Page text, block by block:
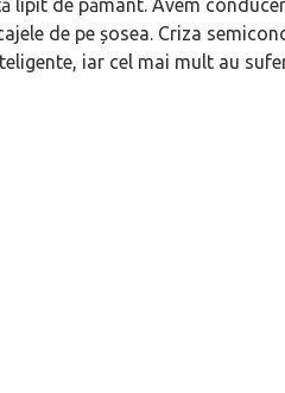
lipit de pământ. Avem
de pe șosea. Criza
iar cel mai mult au